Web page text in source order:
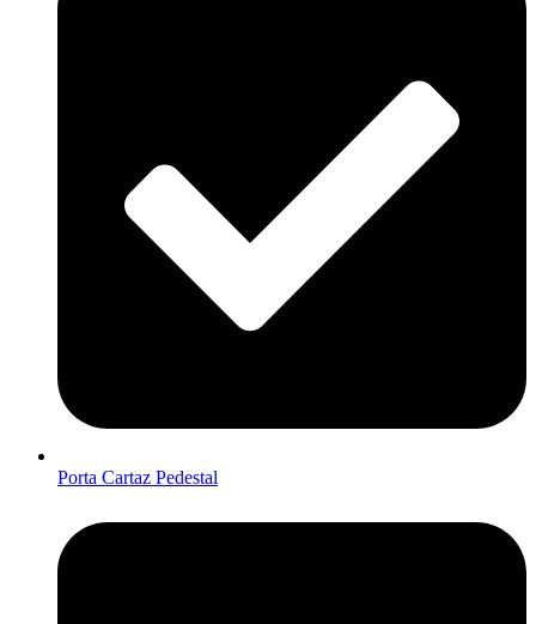
Porta Cartaz Pedestal